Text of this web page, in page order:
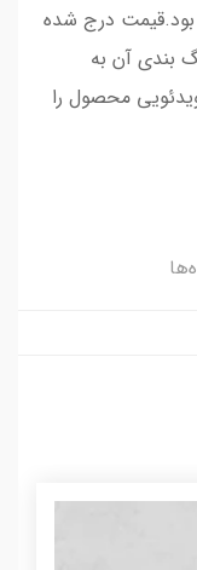
درج شده
بندی آن به
محصول را